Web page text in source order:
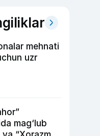
mehnati
uzr
mag‘lub